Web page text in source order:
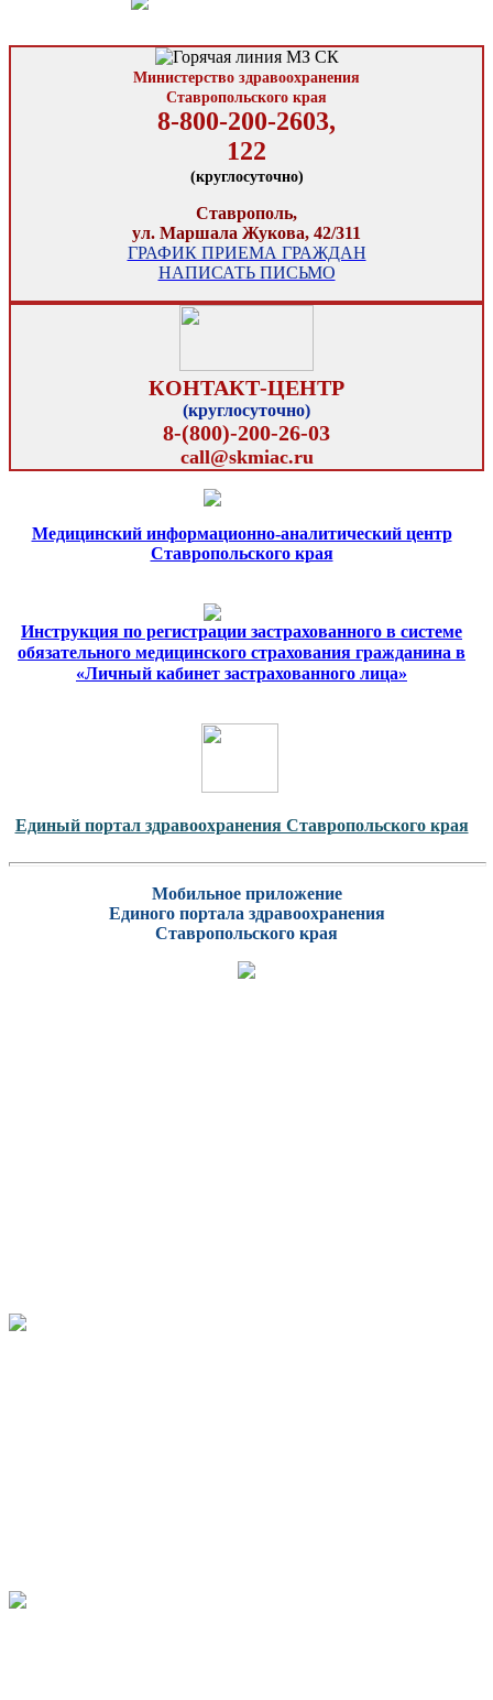
Министерство здравоохранения
Ставропольского края
8-800-200-2603,
122
(круглосуточно)
Ставрополь,
ул. Маршала Жукова, 42/311
ГРАФИК ПРИЕМА ГРАЖДАН
НАПИСАТЬ ПИСЬМО
КОНТАКТ-ЦЕНТР
(круглосуточно)
8-(800)-200-26-03
call@skmiac.ru
Медицинский информационно-аналитический центр
Ставропольского края
Инструкция по регистрации застрахованного в системе
обязательного медицинского страхования гражданина в
«Личный кабинет застрахованного лица»
Единый портал здравоохранения Ставропольского края
Мобильное приложение
Единого портала здравоохранения
Ставропольского края